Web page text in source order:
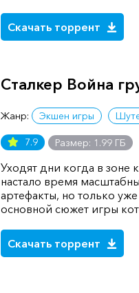
Скачать торрент
Сталкер Война
Жанр: Экшен игры
7.9 Размер: 1.99 ГБ
Уходят дни когда в зоне
настало время
артефакты, но только
основной сюжет игры
Скачать торрент